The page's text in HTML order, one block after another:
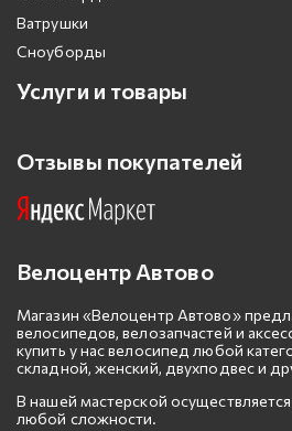
Ватрушки
Сноуборды
Услуги и товары
Отзывы покупателей
Велоцентр Автово
Магазин «Велоцентр Автово»
велосипедов, велозапчастей и
купить у нас велосипед любой
складной, женский, двухподвес и
В нашей мастерской
любой сложности.